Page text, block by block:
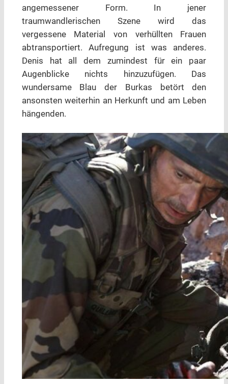
angemessener Form. In jener
traumwandlerischen Szene wird das
vergessene Material von verhüllten Frauen
abtransportiert. Aufregung ist was anderes.
Denis hat all dem zumindest für ein paar
Augenblicke nichts hinzuzufügen. Das
wundersame Blau der Burkas betört den
ansonsten weiterhin an Herkunft und am Leben
hängenden.